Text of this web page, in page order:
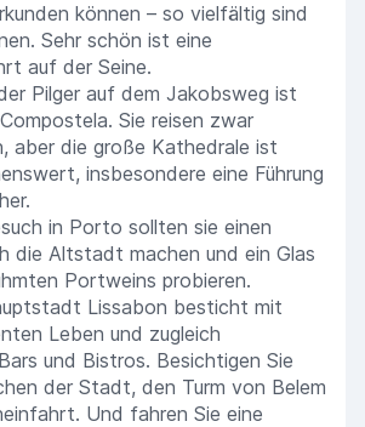
können – so vielfältig sind
Sehr schön ist eine
auf der Seine.
Pilger auf dem Jakobsweg ist
Sie reisen zwar
aber die große Kathedrale ist
insbesondere eine Führung
in Porto sollten sie einen
die Altstadt machen und ein Glas
Portweins probieren.
Lissabon besticht mit
Leben und zugleich
und Bistros. Besichtigen Sie
der Stadt, den Turm von Belem
Und fahren Sie eine